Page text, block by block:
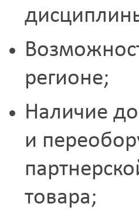
регионе;
Наличие
и
товара;